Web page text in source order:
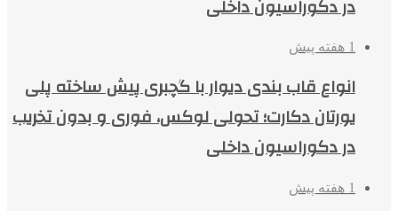
در دکوراسیون داخلی
1 هفته پیش
انواع قاب بندی دیوار با گچبری پیش ساخته پلی
یورتان دکارت؛ تحولی لوکس، فوری و بدون تخریب
در دکوراسیون داخلی
1 هفته پیش